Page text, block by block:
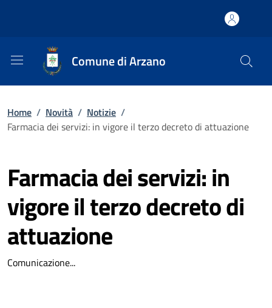
Comune di Arzano
Home / Novità / Notizie /
Farmacia dei servizi: in vigore il terzo decreto di attuazione
Farmacia dei servizi: in
vigore il terzo decreto di
attuazione
Comunicazione...